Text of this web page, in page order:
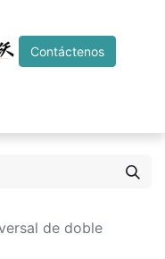
Contáctenos
de doble